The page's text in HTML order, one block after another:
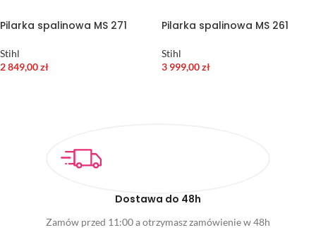
Pilarka spalinowa MS 271
Stihl
2 849,00zł
Pilarka spalinowa MS 261
Stihl
3 999,00zł
Dostawa do 48h
Zamów przed 11:00 a otrzymasz zamówienie w 48h